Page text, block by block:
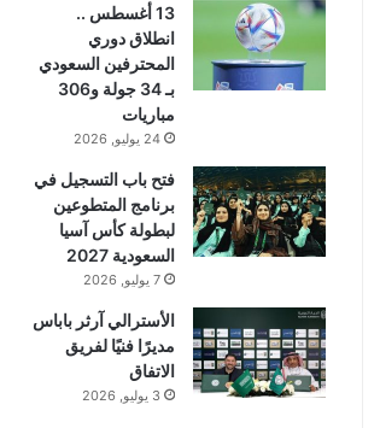
13 أغسطس ..
انطلاق دوري
المحترفين السعودي
بـ 34 جولة و306
مباريات
24 يوليو, 2026
فتح باب التسجيل في
برنامج المتطوعين
لبطولة كأس آسيا
السعودية 2027
7 يوليو, 2026
الأسترالي آرثر باباس
مديرًا فنيًا لفريق
الاتفاق
3 يوليو, 2026